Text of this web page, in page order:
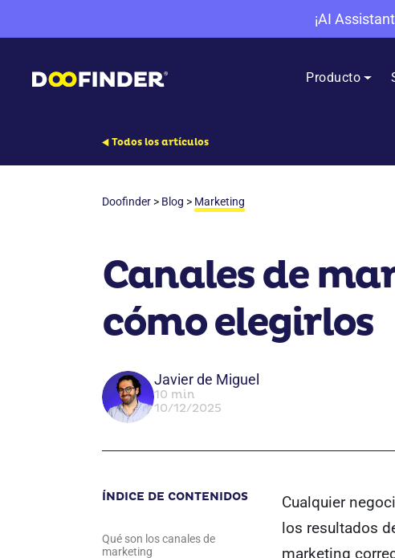
¡AI
Producto
Todos los artículos
Doofinder > Blog > Marketing
Canales de
cómo elegirlos
Javier de Miguel
10 min
10/12/2025
ÍNDICE DE CONTENIDOS
Qué son los canales de
marketing
Cualquier
los resultados
marketing